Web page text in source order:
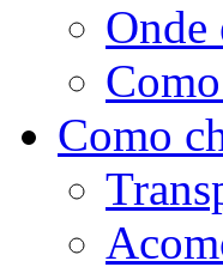
Onde
Como